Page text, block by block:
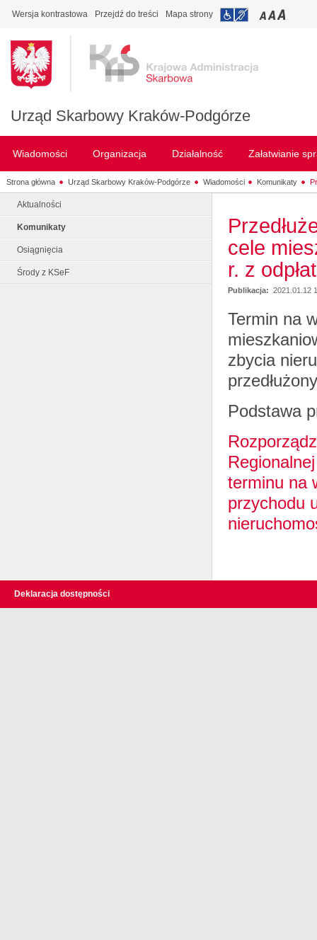
Wersja kontrastowa Przejdź do treści Mapa strony
Urząd Skarbowy Kraków-Podgórze
Wiadomości Organizacja Działalność Załatwianie
Strona główna Urząd Skarbowy Kraków-Podgórze Wiadomości Komunikaty
Aktualności
Komunikaty
Osiągnięcia
Środy z KSeF
cele
r. z
Publikacja: 2021.01.12
Termin na
zbycia
Podstawa
terminu na
przychodu
Deklaracja dostępności